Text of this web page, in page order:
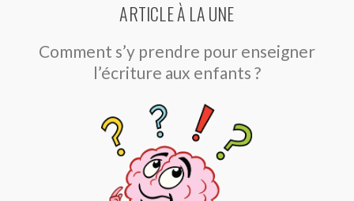
ARTICLE À LA UNE
Comment s’y prendre pour enseigner
l’écriture aux enfants ?